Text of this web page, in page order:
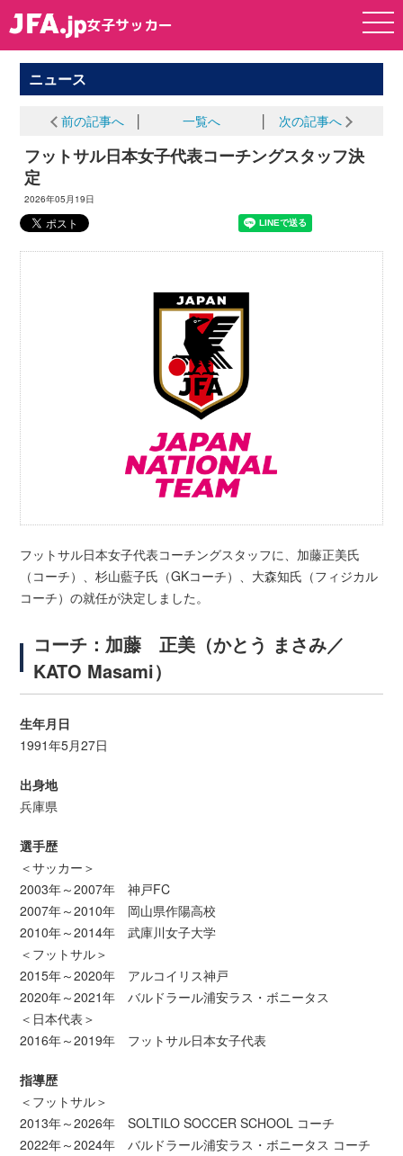
女子サッカー
女子サッカー
ニュース
前の記事へ 一覧へ 次の記事へ
フットサル日本女子代表コーチングスタッフ決
定
2026年05月19日
フットサル日本女子代表コーチングスタッフに、加藤正美氏
（コーチ）、杉山藍子氏（GKコーチ）、大森知氏（フィジカル
コーチ）の就任が決定しました。
コーチ：加藤 正美（かとう まさみ／
KATO Masami）
生年月日
1991年5月27日
出身地
兵庫県
選手歴
＜サッカー＞
2003年～2007年 神戸FC
2007年～2010年 岡山県作陽高校
2010年～2014年 武庫川女子大学
＜フットサル＞
2015年～2020年 アルコイリス神戸
2020年～2021年 バルドラール浦安ラス・ボニータス
＜日本代表＞
2016年～2019年 フットサル日本女子代表
指導歴
＜フットサル＞
2013年～2026年 SOLTILO SOCCER SCHOOL コーチ
2022年～2024年 バルドラール浦安ラス・ボニータス コーチ